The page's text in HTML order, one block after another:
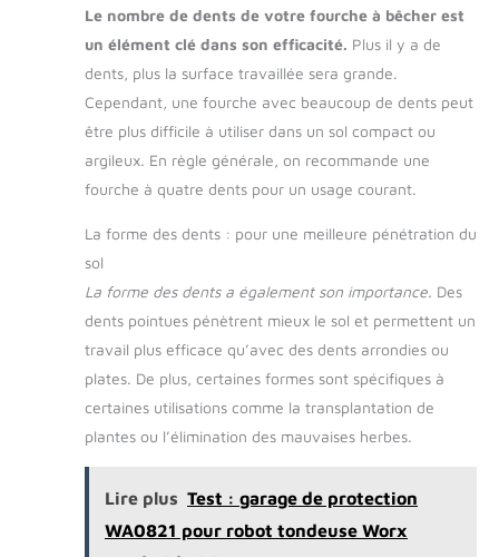
Le nombre de dents de votre fourche à bêcher est
un élément clé dans son efficacité. Plus il y a de
dents, plus la surface travaillée sera grande.
Cependant, une fourche avec beaucoup de dents peut
être plus difficile à utiliser dans un sol compact ou
argileux. En règle générale, on recommande une
fourche à quatre dents pour un usage courant.
La forme des dents : pour une meilleure pénétration du
sol
La forme des dents a également son importance. Des
dents pointues pénètrent mieux le sol et permettent un
travail plus efficace qu’avec des dents arrondies ou
plates. De plus, certaines formes sont spécifiques à
certaines utilisations comme la transplantation de
plantes ou l’élimination des mauvaises herbes.
Lire plus Test : garage de protection
WA0821 pour robot tondeuse Worx